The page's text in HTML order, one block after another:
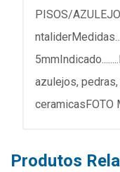
PISOS/
azulejos,
ceramicasFOTO
Produtos